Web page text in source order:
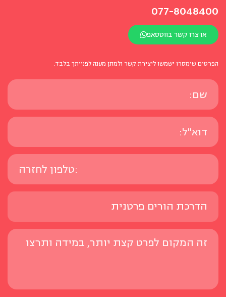
077-8048400
או צרו קשר בווטסאפ
הפרטים שימסרו ישמשו ליצירת קשר ולמתן מענה לפנייתך בלבד.